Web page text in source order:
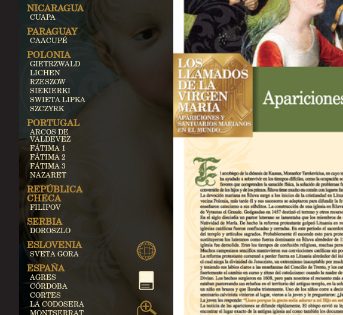
NICARAGUA
CUAPA
PARAGUAY
CAACUPÉ
POLONIA
GIETRZWALD
LICHEN
RZESZOW
SIEKIERKI
SWIETA LIPKA
SZCZYRK
PORTUGAL
ARCOS DE
VALDEVEZ
FÁTIMA 1
FÁTIMA 2
FÁTIMA 3
NAZARET
REPÚBLICA
CHECA
FILIPOV
SERBIA
DOROSZLO
ESLOVENIA
SVETA GORA
ESPAÑA
AGRES
CÓRDOBA
CORTES
LA CODOSERA
MONTSERRAT